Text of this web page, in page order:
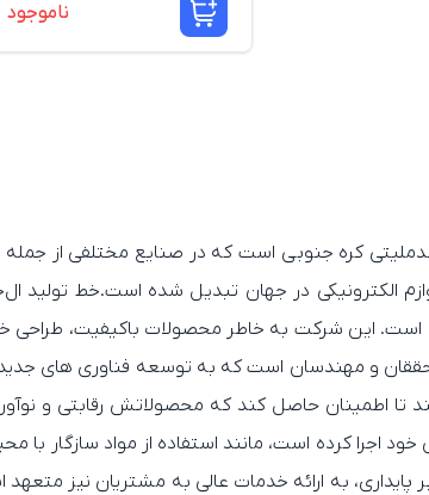
ناموجود
الکترونیکی در جهان تبدیل شده است.خط
این شرکت به خاطر محصولات باکیفیت، طراحی
و مهندسان است که به توسعه فناوری های
اجرا کرده است، مانند استفاده از مواد سازگار
پایداری، به ارائه خدمات عالی به مشتریان نیز